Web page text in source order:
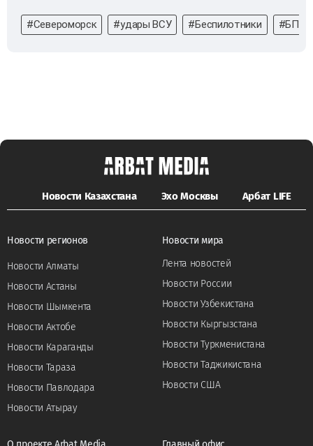
#Североморск #удары ВСУ #Беспилотники #БПЛА
Новости Казахстана Эхо Москвы Арбат LIFE
Новости регионов
Новости Алматы
Новости Астаны
Новости Шымкента
Новости Актобе
Новости Караганды
Новости Тараза
Новости Павлодара
Новости Атырау
Новости мира
Лента новостей
Новости России
Новости Узбекистана
Новости Кыргызстана
Новости Туркменистана
Новости Таджикистана
Новости США